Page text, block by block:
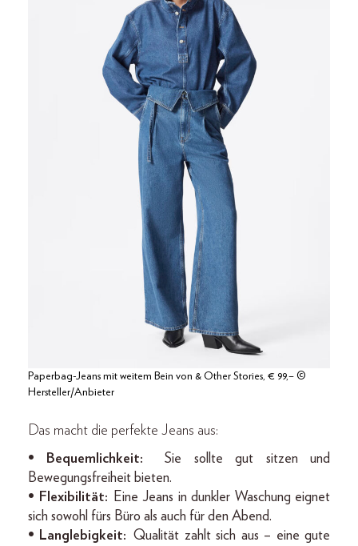
Paperbag-Jeans mit weitem Bein von & Other Stories, € 99,– ©
Hersteller/Anbieter
Das macht die perfekte Jeans aus:
• Bequemlichkeit:
Sie sollte gut sitzen und
Bewegungsfreiheit bieten.
• Flexibilität:
Eine Jeans in dunkler Waschung eignet
sich sowohl fürs Büro als auch für den Abend.
• Langlebigkeit: Qualität zahlt sich aus – eine gute